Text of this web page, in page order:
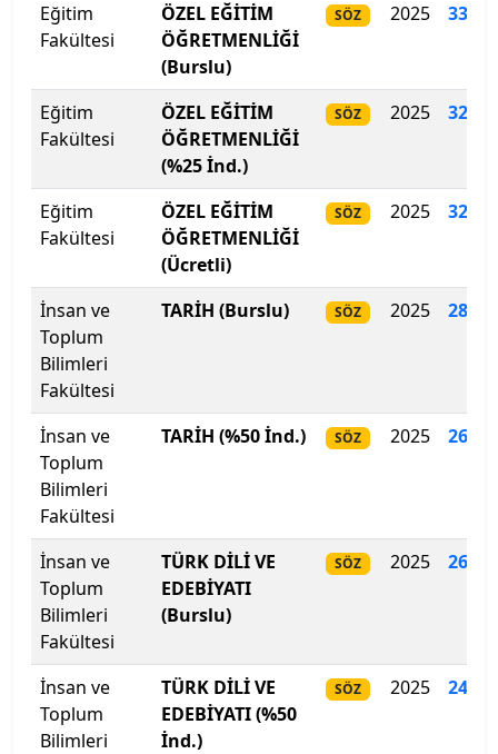
Kayseri Üniversitesi
Kıbrıs Amerikan Üniversitesi
Kıbrıs Amerikan Üniversitesi
Kıbrıs Aydın Üniversitesi
Kıbrıs Batı Üniversitesi
Kıbrıs Sağlık ve Toplum Bilimleri Üniversitesi
Kırgızistan-Türkiye Manas Üniversitesi
Kırıkkale Üniversitesi
Kırklareli Üniversitesi
Kırşehir Ahi Evran Üniversitesi
Kilis 7 Aralık Üniversitesi
Kocaeli Sağlık ve Teknoloji Üniversitesi
Kocaeli Üniversitesi
Koç Üniversitesi
Eğitim
Fakültesi
ÖZEL EĞİTİM
ÖĞRETMENLİĞİ
(Burslu)
SÖZ 2025
Eğitim
Fakültesi
ÖZEL EĞİTİM
ÖĞRETMENLİĞİ
(%25 İnd.)
SÖZ 2025 326
Eğitim
Fakültesi
ÖZEL EĞİTİM
ÖĞRETMENLİĞİ
(Ücretli)
SÖZ 2025 325
İnsan ve
Toplum
Bilimleri
Fakültesi
TARİH (Burslu) SÖZ 2025 282
İnsan ve
Toplum
Bilimleri
Fakültesi
TARİH (%50 İnd.) SÖZ 2025 266
İnsan ve
Toplum
Bilimleri
Fakültesi
TÜRK DİLİ VE
EDEBİYATI
(Burslu)
SÖZ 2025
İnsan ve
Toplum
Bilimleri
TÜRK DİLİ VE
EDEBİYATI (%50
İnd.)
SÖZ 2025